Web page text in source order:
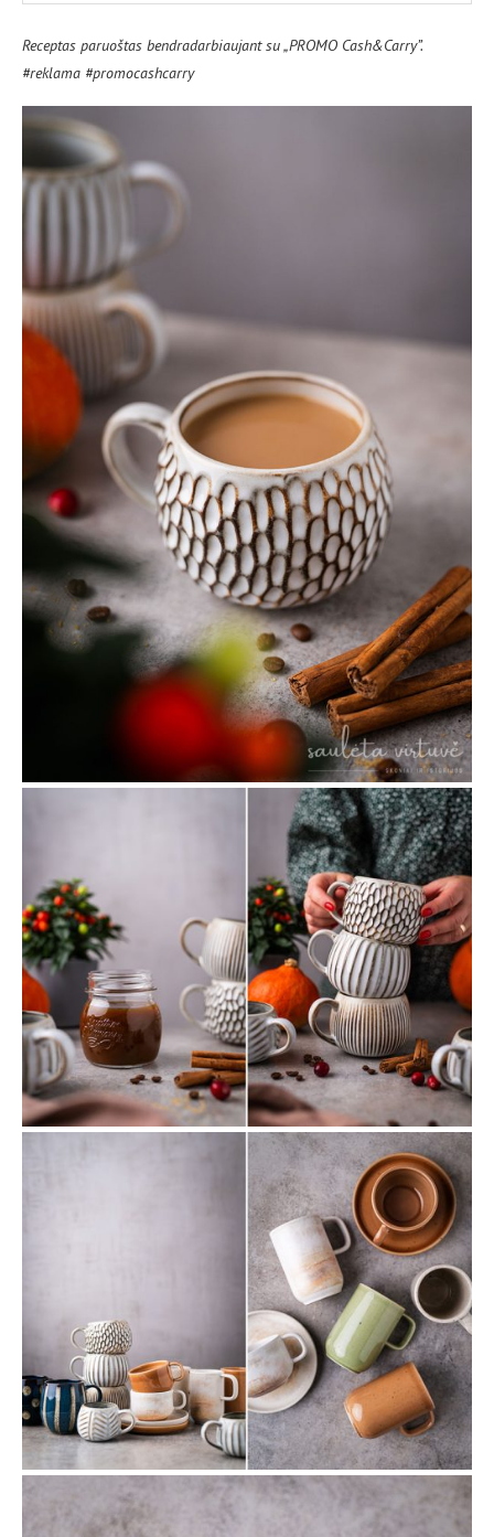
Receptas paruoštas bendradarbiaujant su „PROMO Cash&Carry”.
#reklama #promocashcarry